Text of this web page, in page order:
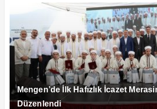
Mengen’de İlk Hafızlık İcazet
Düzenlendi